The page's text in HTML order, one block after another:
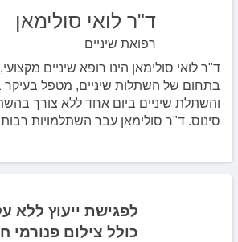
ד"ר לואי סולימאן
רפואת שיניים
ד"ר לואי סולימאן הינו רופא שיניים
בתחום של השתלות שיניים, מטפל בעיקר
והשתלת שיניים ביום אחד ללא צורך
סינוס. ד"ר סולימאן עבר השתלמויות
לפגישת ייעוץ ללא
כולל צילום פנורמי